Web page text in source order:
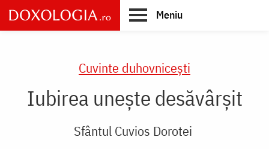
Skip
to
main
Meniu
Cuvinte duhovnicești
Iubirea unește desăvârșit
Sfântul Cuvios Dorotei